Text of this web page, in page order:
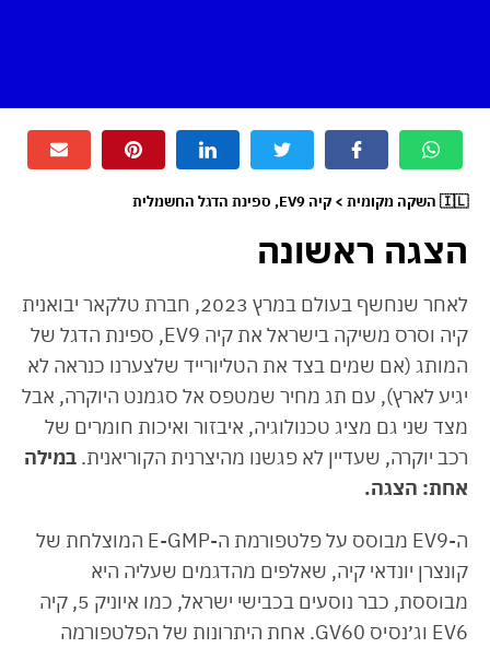
🇮🇱 השקה מקומית > קיה EV9, ספינת הדגל החשמלית
הצגה ראשונה
לאחר שנחשף בעולם במרץ 2023, חברת טלקאר יבואנית
קיה וסרס משיקה בישראל את קיה EV9, ספינת הדגל של
המותג (אם שמים בצד את הטליורייד שלצערנו כנראה לא
יגיע לארץ), עם תג מחיר שמטפס אל סגמנט היוקרה, אבל
מצד שני גם מציג טכנולוגיה, איבזור ואיכות חומרים של
רכב יוקרה, שעדיין לא פגשנו מהיצרנית הקוריאנית. במילה
אחת: הצגה.
ה-EV9 מבוסס על פלטפורמת ה-E-GMP המוצלחת של
קונצרן יונדאי קיה, שאלפים מהדגמים שעליה היא
מבוססת, כבר נוסעים בכבישי ישראל, כמו איוניק 5, קיה
EV6 וג׳נסיס GV60. אחת היתרונות של הפלטפורמה